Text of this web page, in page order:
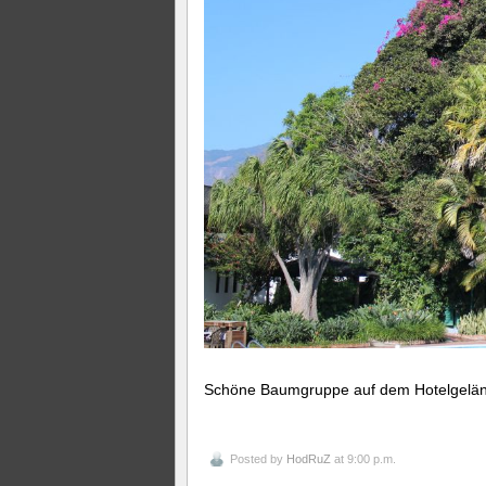
Schöne Baumgruppe auf dem
Posted by HodRuZ at 9:00 p.m.